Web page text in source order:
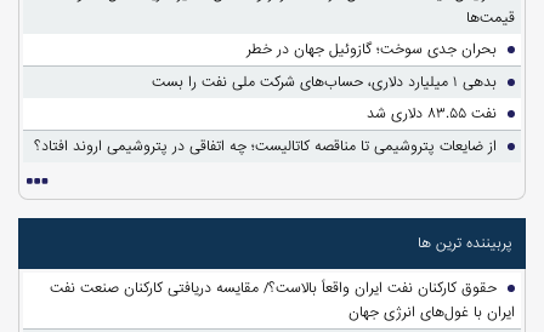
قیمت‌ها
بحران جدی سوخت؛ گازوئیل جهان در خطر
بدهی ۱ میلیارد دلاری، حساب‌های شرکت ملی نفت را بست
نفت ۸۳.۵۵ دلاری شد
از ضایعات پتروشیمی تا مناقصه کاتالیست؛ چه اتفاقی در پتروشیمی اروند افتاد؟
پربیننده ترین ها
حقوق کارکنان نفت ایران واقعاً بالاست؟/ مقایسه دریافتی کارکنان صنعت نفت
ایران با غول‌های انرژی جهان